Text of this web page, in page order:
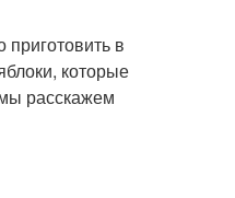
в
которые
расскажем